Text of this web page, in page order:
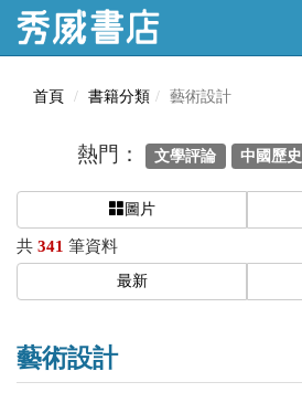
首頁 書籍分類 藝術設計
熱門： 文學評論 中國歷史
圖片
共 341 筆資料
最新
藝術設計